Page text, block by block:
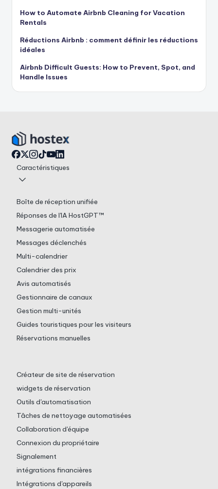
How to Automate Airbnb Cleaning for Vacation
Rentals
Réductions Airbnb : comment définir les réductions
idéales
Airbnb Difficult Guests: How to Prevent, Spot, and
Handle Issues
Caractéristiques
Boîte de réception unifiée
Réponses de l'IA HostGPT™
Messagerie automatisée
Messages déclenchés
Multi-calendrier
Calendrier des prix
Avis automatisés
Gestionnaire de canaux
Gestion multi-unités
Guides touristiques pour les visiteurs
Réservations manuelles
Créateur de site de réservation
widgets de réservation
Outils d'automatisation
Tâches de nettoyage automatisées
Collaboration d'équipe
Connexion du propriétaire
Signalement
intégrations financières
Intégrations d'appareils